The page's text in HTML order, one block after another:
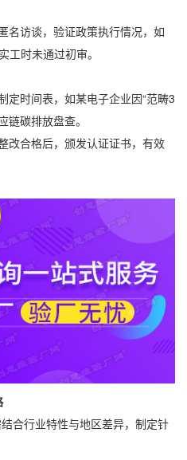
访谈，验证政策执行情况，如
工时未通过初审。
时间表，如某电子企业因“范畴3
链碳排放盘查。
合格后，颁发认证证书，有效
行业特性与地区差异，制定针